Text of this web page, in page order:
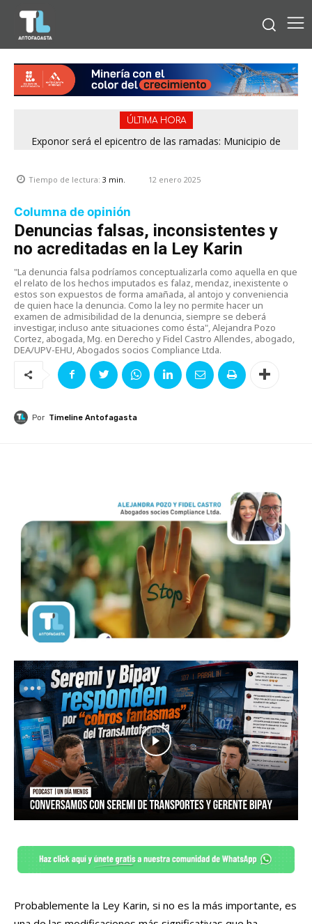
ÚLTIMA HORA
Exponor será el epicentro de las ramadas: Municipio de
Tiempo de lectura: 3 min. 12 enero 2025
Columna de opinión
Denuncias falsas, inconsistentes y
no acreditadas en la Ley Karin
"La denuncia falsa podríamos conceptualizarla como aquella en que
el relato de los hechos imputados es falaz, mendaz, inexistente o
estos son expuestos de forma amañada, al antojo y conveniencia
de quien hace la denuncia. Como la ley no permite hacer un
examen de admisibilidad de la denuncia, siempre se deberá
investigar, incluso ante situaciones como ésta", Alejandra Pozo
Cortez, abogada, Mg. en Derecho y Fidel Castro Allendes, abogado,
DEA/UPV-EHU, Abogados socios Compliance Ltda.
Por Timeline Antofagasta
Probablemente la Ley Karin, si no es la más importante, es